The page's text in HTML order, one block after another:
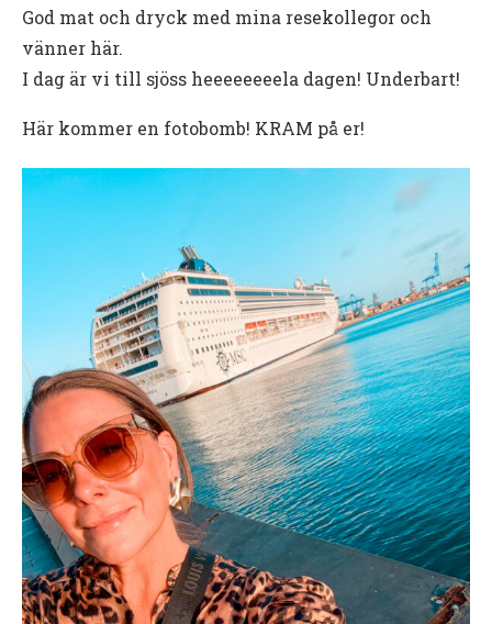
God mat och dryck med mina resekollegor och
vänner här.
I dag är vi till sjöss heeeeeeeela dagen! Underbart!
Här kommer en fotobomb! KRAM på er!